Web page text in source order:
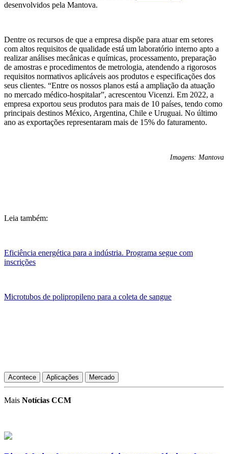
desenvolvidos pela Mantova.
Dentre os recursos de que a empresa dispõe para atuar em setores
com altos requisitos de qualidade está um laboratório interno apto a
realizar análises mecânicas e químicas, processamento, preparação
de amostras e procedimentos de metrologia, atendendo a rigorosos
requisitos normativos aplicáveis aos produtos e especificações dos
seus clientes. “Entre os nossos planos está a ampliação da atuação
no mercado médico-hospitalar”, acrescentou Vicenzi. Em 2022, a
empresa exportou seus produtos para mais de 10 países, tendo como
principais destinos México, Argentina, Chile e Uruguai. No último
ano as exportações representaram mais de 15% do faturamento.
Imagens: Mantova
Leia também:
Eficiência energética para a indústria. Programa segue com
inscrições
Microtubos de polipropileno para a coleta de sangue
Acontece Aplicações Mercado
Mais Notícias CCM